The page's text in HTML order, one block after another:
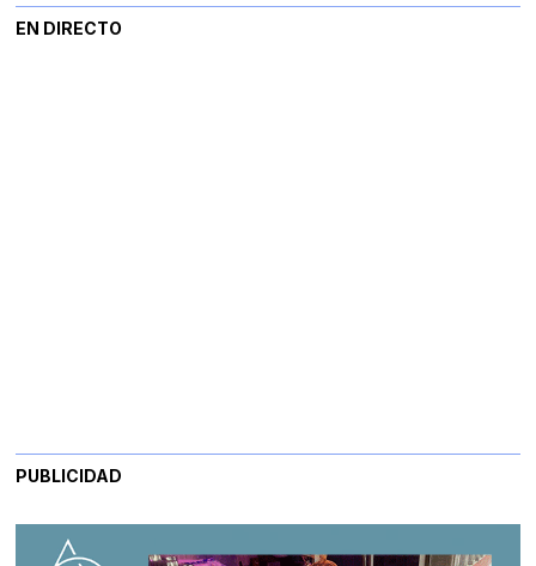
EN DIRECTO
PUBLICIDAD